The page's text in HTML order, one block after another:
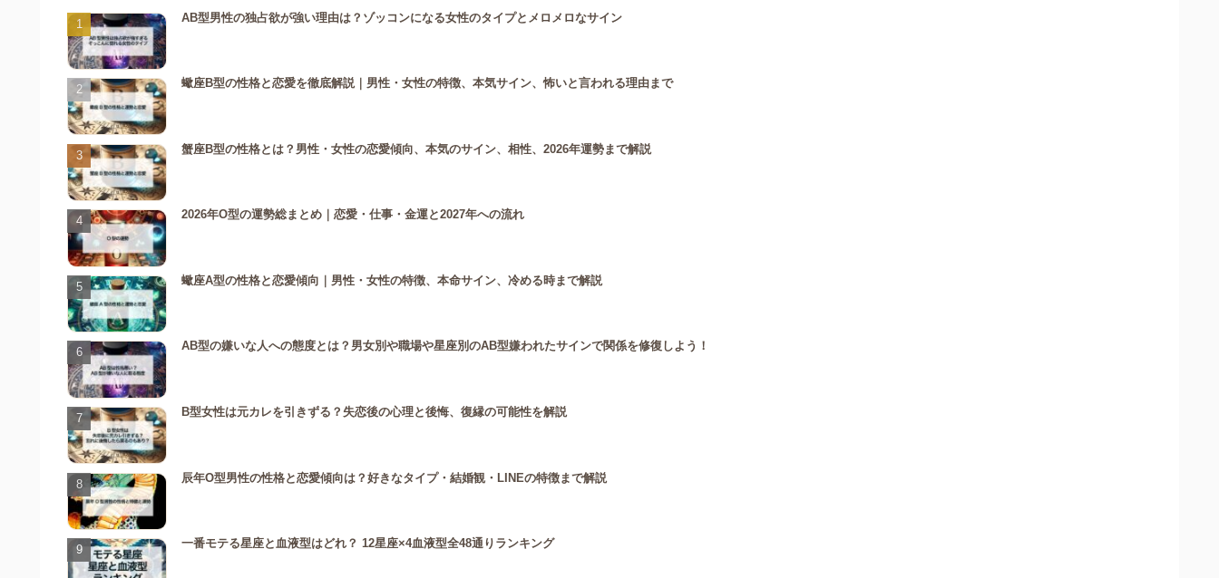
AB型男性の独占欲が強い理由は？ゾッコンになる女性のタイプとメロメロなサイン
蠍座B型の性格と恋愛を徹底解説｜男性・女性の特徴、本気サイン、怖いと言われる理由まで
蟹座B型の性格とは？男性・女性の恋愛傾向、本気のサイン、相性、2026年運勢まで解説
2026年O型の運勢総まとめ｜恋愛・仕事・金運と2027年への流れ
蠍座A型の性格と恋愛傾向｜男性・女性の特徴、本命サイン、冷める時まで解説
AB型の嫌いな人への態度とは？男女別や職場や星座別のAB型嫌われたサインで関係を修復しよう！
B型女性は元カレを引きずる？失恋後の心理と後悔、復縁の可能性を解説
辰年O型男性の性格と恋愛傾向は？好きなタイプ・結婚観・LINEの特徴まで解説
一番モテる星座と血液型はどれ？ 12星座×4血液型全48通りランキング